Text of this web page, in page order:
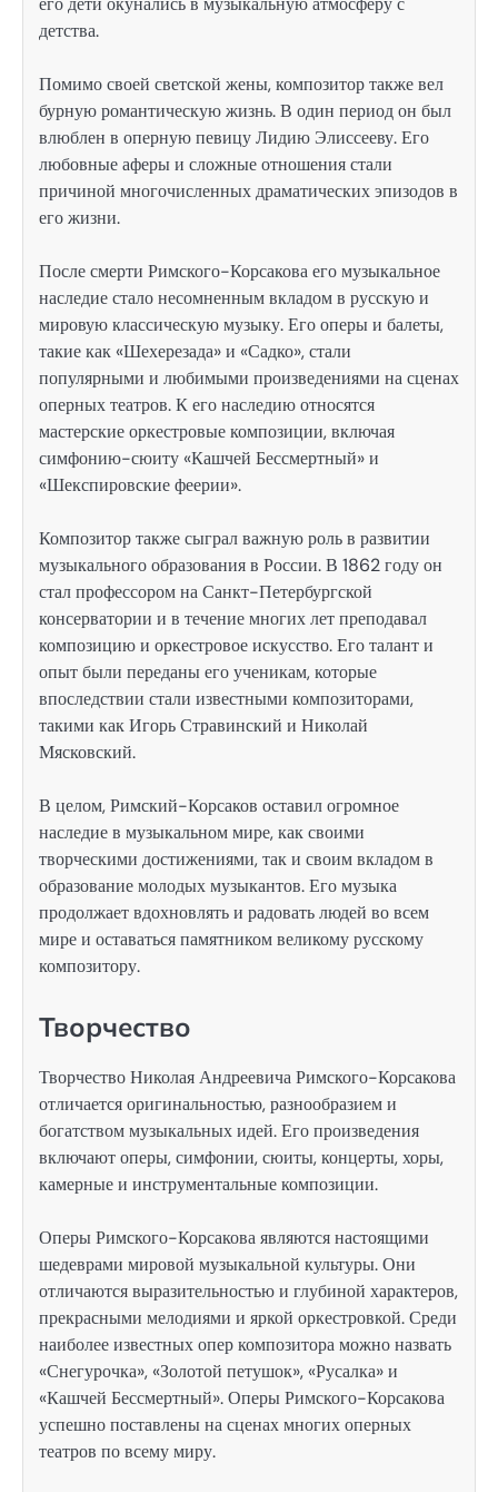
детства.
Помимо своей светской жены, композитор также вел
бурную романтическую жизнь. В один период он был
влюблен в оперную певицу Лидию Элиссееву. Его
любовные аферы и сложные отношения стали
причиной многочисленных драматических эпизодов в
его жизни.
После смерти Римского-Корсакова его музыкальное
наследие стало несомненным вкладом в русскую и
мировую классическую музыку. Его оперы и балеты,
такие как «Шехерезада» и «Садко», стали
популярными и любимыми произведениями на сценах
оперных театров. К его наследию относятся
мастерские оркестровые композиции, включая
симфонию-сюиту «Кашчей Бессмертный» и
«Шекспировские феерии».
Композитор также сыграл важную роль в развитии
музыкального образования в России. В 1862 году он
стал профессором на Санкт-Петербургской
консерватории и в течение многих лет преподавал
композицию и оркестровое искусство. Его талант и
опыт были переданы его ученикам, которые
впоследствии стали известными композиторами,
такими как Игорь Стравинский и Николай
Мясковский.
В целом, Римский-Корсаков оставил огромное
наследие в музыкальном мире, как своими
творческими достижениями, так и своим вкладом в
образование молодых музыкантов. Его музыка
продолжает вдохновлять и радовать людей во всем
мире и оставаться памятником великому русскому
композитору.
Творчество
Творчество Николая Андреевича Римского-Корсакова
отличается оригинальностью, разнообразием и
богатством музыкальных идей. Его произведения
включают оперы, симфонии, сюиты, концерты, хоры,
камерные и инструментальные композиции.
Оперы Римского-Корсакова являются настоящими
шедеврами мировой музыкальной культуры. Они
отличаются выразительностью и глубиной характеров,
прекрасными мелодиями и яркой оркестровкой. Среди
наиболее известных опер композитора можно назвать
«Снегурочка», «Золотой петушок», «Русалка» и
«Кашчей Бессмертный». Оперы Римского-Корсакова
успешно поставлены на сценах многих оперных
театров по всему миру.